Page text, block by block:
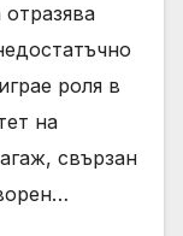
отразява
роля в
на
свързан